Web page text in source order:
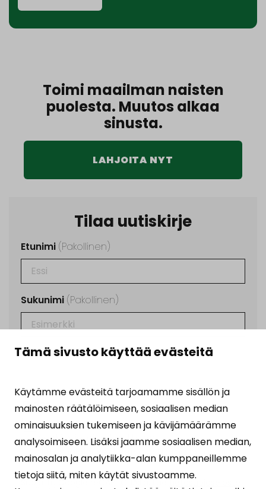
Tämä sivusto käyttää evästeitä
Käytämme evästeitä tarjoamamme sisällön ja
mainosten räätälöimiseen, sosiaalisen median
ominaisuuksien tukemiseen ja kävijämäärämme
analysoimiseen. Lisäksi jaamme sosiaalisen median,
mainosalan ja analytiikka-alan kumppaneillemme
tietoja siitä, miten käytät sivustoamme.
Toimi maailman naisten
puolesta. Muutos alkaa
sinusta.
LAHJOITA NYT
Tilaa uutiskirje
Etunimi (Pakollinen)
Sukunimi (Pakollinen)
Sähköposti (Pakollinen)
Ehdot (Pakollinen)
Tilaamalla uutiskirjeen hyväksyt
henkilötietojesi käsittelyn
tietosuojalausekkeen
osoittamalla tavalla.
Suojattu Google reCAPTCHA:lla. Lue